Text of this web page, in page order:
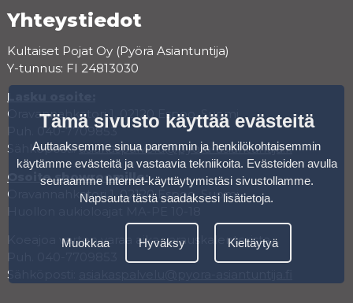
Yhteystiedot
Kultaiset Pojat Oy (Pyörä Asiantuntija)
Y-tunnus: FI 24813030
Lasku osoite:
Oravannahkatori 1, 02120 Espoo, Suomi
Puh. 040-7709853
Sähköposti:asiakaspalvelu@pyora-asiantuntija.fi
Osoite showroomille:
Oravannahkatori 1, 02120 Espoo, Suomi
Koeajoa varten varaa aika varauskalenterista.
Sähköposti:
Tämä sivusto käyttää evästeitä
Auttaaksemme sinua paremmin ja henkilökohtaisemmin
käytämme evästeitä ja vastaavia tekniikoita. Evästeiden avulla
seuraamme Internet-käyttäytymistäsi sivustollamme.
Napsauta tästä saadaksesi lisätietoja.
Muokkaa Hyväksy Kieltäytyä